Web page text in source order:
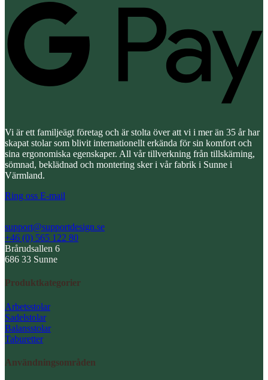
Vi är ett familjeägt företag och är stolta över att vi i mer än 35 år har
skapat stolar som blivit internationellt erkända för sin komfort och
sina ergonomiska egenskaper. All vår tillverkning från tillskärning,
sömnad, beklädnad och montering sker i vår fabrik i Sunne i
Värmland.
Ring oss E-mail
support@supportdesign.se
+46 (0) 565 122 80
Brårudsallen 6
686 33 Sunne
Produktkategorier
Arbetsstolar
Sadelstolar
Balansstolar
Taburetter
Användningsområden